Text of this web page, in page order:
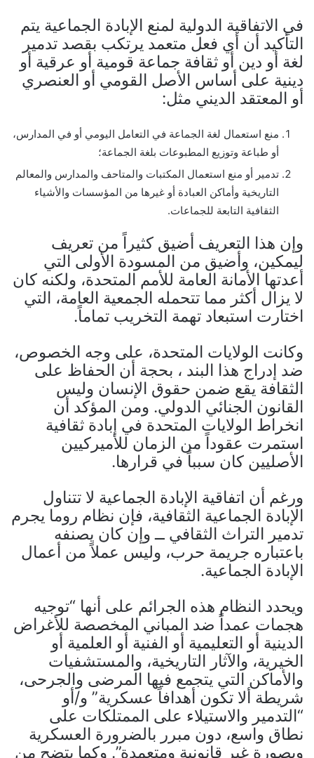
في الاتفاقية الدولية لمنع الإبادة الجماعية يتم
التأكيد أن أي فعل متعمد يرتكب بقصد تدمير
لغة أو دين أو ثقافة جماعة قومية أو عرقية أو
دينية على أساس الأصل القومي أو العنصري
أو المعتقد الديني مثل:
منع استعمال لغة الجماعة في التعامل اليومي أو في المدارس،
أو طباعة وتوزيع المطبوعات بلغة الجماعة؛
تدمير أو منع استعمال المكتبات والمتاحف والمدارس والمعالم
التاريخية وأماكن العبادة أو غيرها من المؤسسات والأشياء
الثقافية التابعة للجماعات.
وإن هذا التعريف أضيق كثيراً من تعريف
ليمكين، وأضيق من المسودة الأولى التي
أعدتها الأمانة العامة للأمم المتحدة، ولكنه كان
لا يزال أكثر مما تتحمله الجمعية العامة، التي
اختارت استبعاد تهمة التخريب تماماً.
وكانت الولايات المتحدة، على وجه الخصوص،
ضد إدراج هذا البند ، بحجة أن الحفاظ على
الثقافة يقع ضمن حقوق الإنسان وليس
القانون الجنائي الدولي. ومن المؤكد أن
انخراط الولايات المتحدة في إبادة ثقافية
استمرت عقوداً من الزمان للأميركيين
الأصليين كان سبباً في قرارها.
ورغم أن اتفاقية الإبادة الجماعية لا تتناول
الإبادة الجماعية الثقافية، فإن نظام روما يجرم
تدمير التراث الثقافي ــ وإن كان يصنفه
باعتباره جريمة حرب، وليس عملاً من أعمال
الإبادة الجماعية.
ويحدد النظام هذه الجرائم على أنها “توجيه
هجمات عمداً ضد المباني المخصصة للأغراض
الدينية أو التعليمية أو الفنية أو العلمية أو
الخيرية، والآثار التاريخية، والمستشفيات
والأماكن التي يتجمع فيها المرضى والجرحى،
شريطة ألا تكون أهدافاً عسكرية” و/أو
“التدمير والاستيلاء على الممتلكات على
نطاق واسع، دون مبرر بالضرورة العسكرية
وبصورة غير قانونية ومتعمدة”. وكما يتضح من